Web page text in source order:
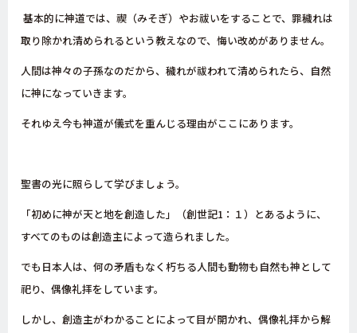
基本的に神道では、禊（みそぎ）やお祓いをすることで、罪穢れは
取り除かれ清められるという教えなので、悔い改めがありません。
人間は神々の子孫なのだから、穢れが祓われて清められたら、自然
に神になっていきます。
それゆえ今も神道が儀式を重んじる理由がここにあります。
聖書の光に照らして学びましょう。
「初めに神が天と地を創造した」（創世記1 ：１）とあるように、
すべてのものは創造主によって造られました。
でも日本人は、何の矛盾もなく朽ちる人間も動物も自然も神として
祀り、偶像礼拝をしています。
しかし、創造主がわかることによって目が開かれ、偶像礼拝から解